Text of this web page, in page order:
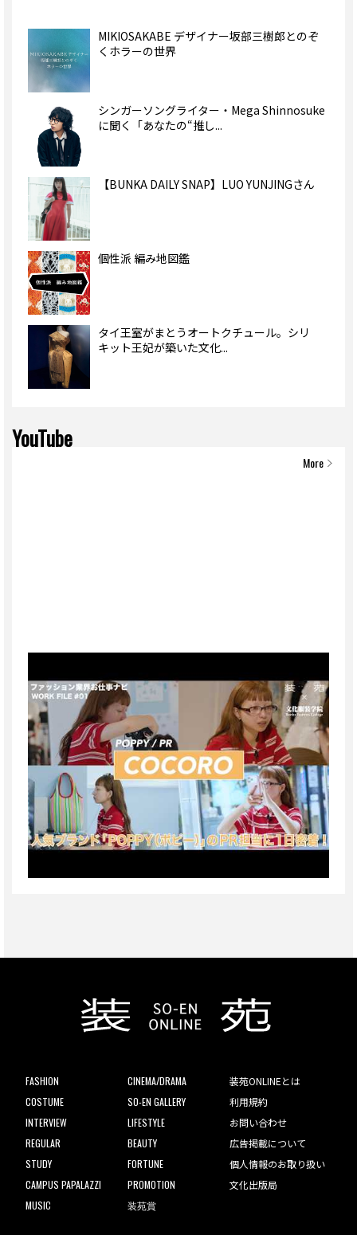
MIKIOSAKABE デザイナー坂部三樹郎とのぞ
くホラーの世界
シンガーソングライター・Mega Shinnosuke
に聞く「あなたの“推し...
【BUNKA DAILY SNAP】LUO YUNJINGさん
個性派 編み地図鑑
タイ王室がまとうオートクチュール。シリ
キット王妃が築いた文化...
YouTube
More
FASHION
COSTUME
INTERVIEW
REGULAR
STUDY
CAMPUS PAPALAZZI
MUSIC
CINEMA/DRAMA
SO-EN GALLERY
LIFESTYLE
BEAUTY
FORTUNE
PROMOTION
装苑賞
装苑ONLINEとは
利用規約
お問い合わせ
広告掲載について
個人情報のお取り扱い
文化出版局